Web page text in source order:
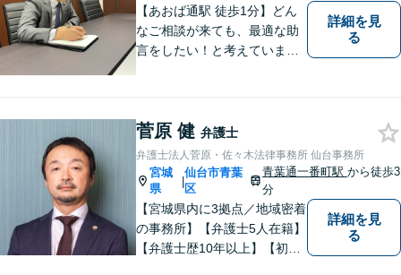
可】
【あおば通駅 徒歩1分】どん
なご相談が来ても、最適な助
言をしたい！と考えていま
詳細を見
る
菅原 健 弁護士
弁護士法人菅原・佐々木法律事務所 仙台事務所
宮城
県
|
仙台市青葉
区
青葉通一番町駅から徒歩3
分
【宮城県内に3拠点／地域密着
の事務所】【弁護士5人在籍】
【弁護士歴10年以上】【初回
詳細を見
る